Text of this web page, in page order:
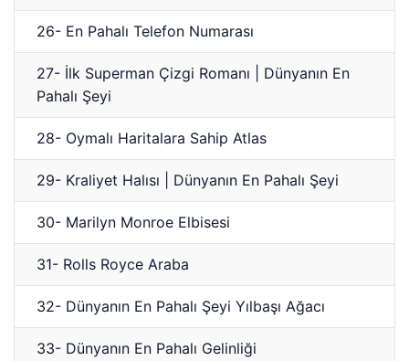
26- En Pahalı Telefon Numarası
27- İlk Superman Çizgi Romanı | Dünyanın En
Pahalı Şeyi
28- Oymalı Haritalara Sahip Atlas
29- Kraliyet Halısı | Dünyanın En Pahalı Şeyi
30- Marilyn Monroe Elbisesi
31- Rolls Royce Araba
32- Dünyanın En Pahalı Şeyi Yılbaşı Ağacı
33- Dünyanın En Pahalı Gelinliği